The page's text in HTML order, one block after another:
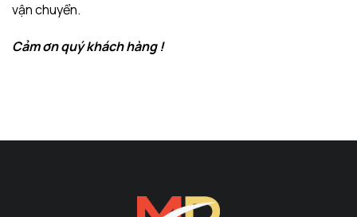
vận chuyển.
Cảm ơn quý khách hàng !